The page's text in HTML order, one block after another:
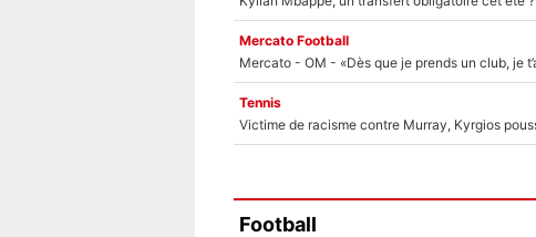
Mercato Football
Tennis
Football